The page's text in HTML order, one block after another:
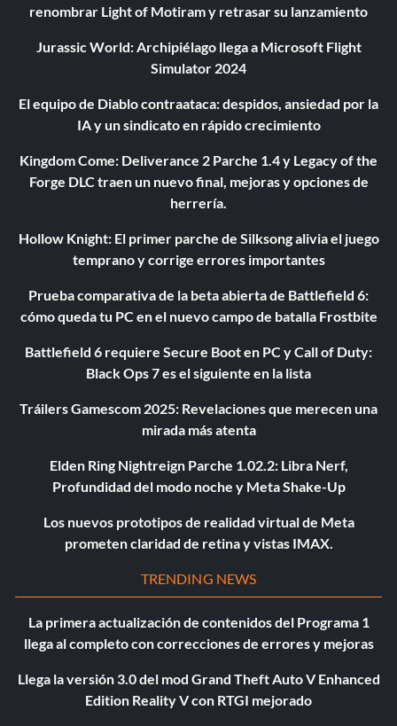
renombrar Light of Motiram y retrasar su lanzamiento
Jurassic World: Archipiélago llega a Microsoft Flight
Simulator 2024
El equipo de Diablo contraataca: despidos, ansiedad por la
IA y un sindicato en rápido crecimiento
Kingdom Come: Deliverance 2 Parche 1.4 y Legacy of the
Forge DLC traen un nuevo final, mejoras y opciones de
herrería.
Hollow Knight: El primer parche de Silksong alivia el juego
temprano y corrige errores importantes
Prueba comparativa de la beta abierta de Battlefield 6:
cómo queda tu PC en el nuevo campo de batalla Frostbite
Battlefield 6 requiere Secure Boot en PC y Call of Duty:
Black Ops 7 es el siguiente en la lista
Tráilers Gamescom 2025: Revelaciones que merecen una
mirada más atenta
Elden Ring Nightreign Parche 1.02.2: Libra Nerf,
Profundidad del modo noche y Meta Shake-Up
Los nuevos prototipos de realidad virtual de Meta
prometen claridad de retina y vistas IMAX.
TRENDING NEWS
La primera actualización de contenidos del Programa 1
llega al completo con correcciones de errores y mejoras
Llega la versión 3.0 del mod Grand Theft Auto V Enhanced
Edition Reality V con RTGI mejorado